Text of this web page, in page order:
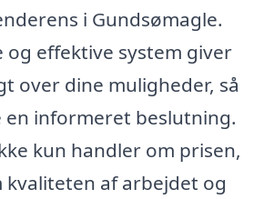
i Gundsømagle.
og effektive system giver
over dine muligheder, så
informeret beslutning.
kun handler om prisen,
kvaliteten af arbejdet og